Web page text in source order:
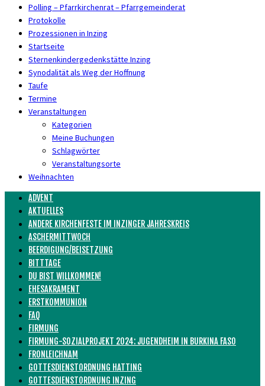
Polling – Pfarrkirchenrat – Pfarrgemeinderat
Protokolle
Prozessionen in Inzing
Startseite
Sternenkindergedenkstätte Inzing
Synodalität als Weg der Hoffnung
Taufe
Termine
Veranstaltungen
Kategorien
Meine Buchungen
Schlagwörter
Veranstaltungsorte
Weihnachten
ADVENT
AKTUELLES
ANDERE KIRCHENFESTE IM INZINGER JAHRESKREIS
ASCHERMITTWOCH
BEERDIGUNG/BEISETZUNG
BITTTAGE
DU BIST WILLKOMMEN!
EHESAKRAMENT
ERSTKOMMUNION
FAQ
FIRMUNG
FIRMUNG-SOZIALPROJEKT 2024: JUGENDHEIM IN BURKINA FASO
FRONLEICHNAM
GOTTESDIENSTORDNUNG HATTING
GOTTESDIENSTORDNUNG INZING